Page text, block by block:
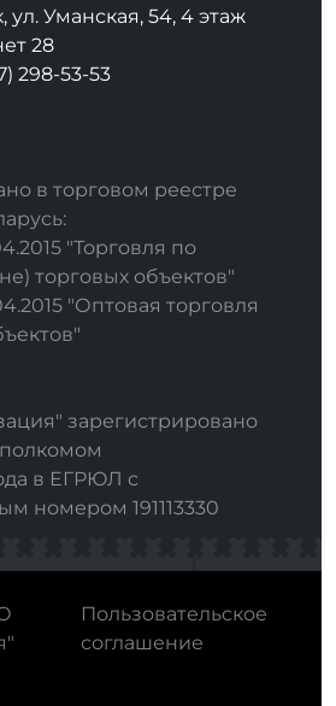
ул. Уманская, 54, 4 этаж
28
298-53-53
в торговом реестре
"Торговля по
торговых объектов"
"Оптовая торговля
зарегистрировано
в ЕГРЮЛ с
номером 191113330
Пользовательское
соглашение